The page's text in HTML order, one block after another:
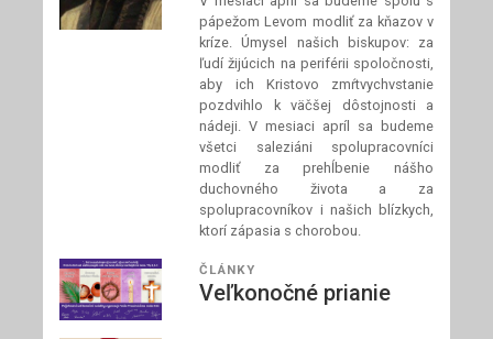
pápežom Levom modliť za kňazov v
kríze. Úmysel našich biskupov: za
ľudí žijúcich na periférii spoločnosti,
aby ich Kristovo zmŕtvychvstanie
pozdvihlo k väčšej dôstojnosti a
nádeji. V mesiaci apríl sa budeme
všetci saleziáni spolupracovníci
modliť za prehĺbenie nášho
duchovného života a za
spolupracovníkov i našich blízkych,
ktorí zápasia s chorobou.
ČLÁNKY
Veľkonočné prianie